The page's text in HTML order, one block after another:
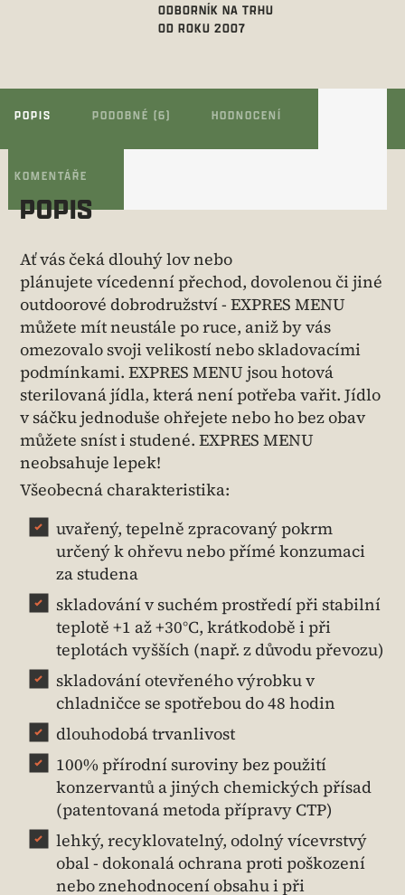
ODBORNÍK NA TRHU
OD ROKU 2007
POPIS PODOBNÉ (6) HODNOCENÍ
KOMENTÁŘE
POPIS
Ať vás čeká dlouhý lov nebo
plánujete vícedenní přechod, dovolenou či jiné
outdoorové dobrodružství - EXPRES MENU
můžete mít neustále po ruce, aniž by vás
omezovalo svoji velikostí nebo skladovacími
podmínkami. EXPRES MENU jsou hotová
sterilovaná jídla, která není potřeba vařit. Jídlo
v sáčku jednoduše ohřejete nebo ho bez obav
můžete sníst i studené. EXPRES MENU
neobsahuje lepek!
Všeobecná charakteristika:
uvařený, tepelně zpracovaný pokrm
určený k ohřevu nebo přímé konzumaci
za studena
skladování v suchém prostředí při stabilní
teplotě +1 až +30°C, krátkodobě i při
teplotách vyšších (např. z důvodu převozu)
skladování otevřeného výrobku v
chladničce se spotřebou do 48 hodin
dlouhodobá trvanlivost
100% přírodní suroviny bez použití
konzervantů a jiných chemických přísad
(patentovaná metoda přípravy CTP)
lehký, recyklovatelný, odolný vícevrstvý
obal - dokonalá ochrana proti poškození
nebo znehodnocení obsahu i při